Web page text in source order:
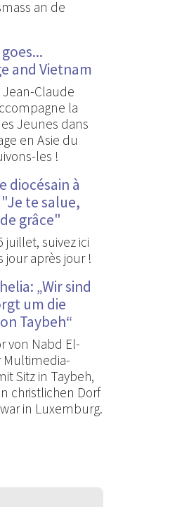
an de
and Vietnam
Jean-Claude
la
Jeunes dans
en Asie du
les !
diocésain à
te salue,
grâce"
juillet, suivez ici
jour après jour !
„Wir sind
um die
Taybeh“
von Nabd El-
Multimedia-
Sitz in Taybeh,
christlichen Dorf
in Luxemburg.